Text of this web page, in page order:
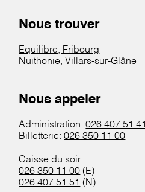
Nous trouver
Equilibre, Fribourg
Nuithonie, Villars-sur-Glâne
Nous appeler
Administration:026 407 51 41
Billetterie:026 350 11 00
Caisse du soir:
026 350 11 00 (E)
026 407 51 51 (N)